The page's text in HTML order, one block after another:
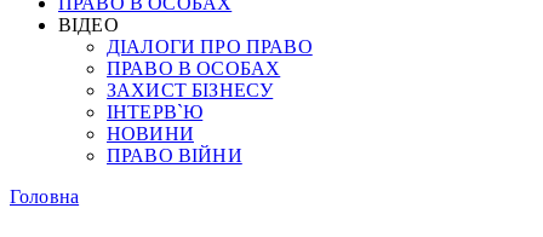
ВІДЕО
ДІАЛОГИ ПРО ПРАВО
ПРАВО В ОСОБАХ
ЗАХИСТ БІЗНЕСУ
ІНТЕРВ`Ю
НОВИНИ
ПРАВО ВІЙНИ
Головна